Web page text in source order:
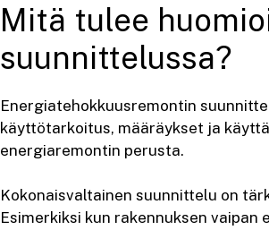
Mitä tulee
suunnittelussa?
Energiatehokkuusremontin
käyttötarkoitus, määräykset ja
energiaremontin perusta.
Kokonaisvaltainen suunnittelu on
Esimerkiksi kun rakennuksen